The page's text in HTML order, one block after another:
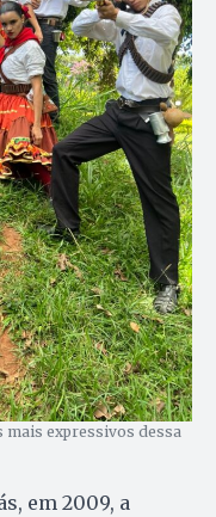
mais expressivos dessa
em 2009, a